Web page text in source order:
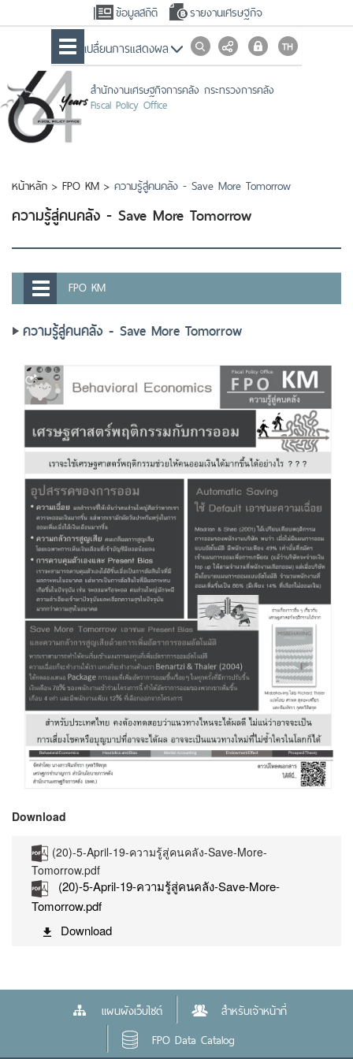
ข้อมูลสถิติ รายงานเศรษฐกิจ
เปลื่ยนการแสดงผล
สำนักงานเศรษฐกิจการคลัง กระทรวงการคลัง
Fiscal Policy Office
หน้าหลัก > FPO KM > ความรู้สู่คนคลัง - Save More Tomorrow
ความรู้สู่คนคลัง - Save More Tomorrow
FPO KM
ความรู้สู่คนคลัง - Save More Tomorrow
Download
(20)-5-April-19-ความรู้สู่คนคลัง-Save-More-
Tomorrow.pdf
(20)-5-April-19-ความรู้สู่คนคลัง-Save-More-
Tomorrow.pdf
Download
แผนผังเว็บไซต์
สำหรับเจ้าหน้าที่
FPO Data Catalog